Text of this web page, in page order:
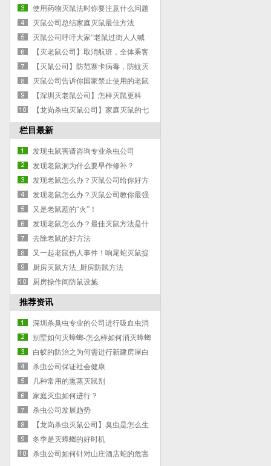
使用药物灭鼠法时你要注意什么问题
灭鼠公司总结家庭灭鼠最佳方法
灭鼠公司呼吁大家“老鼠过街人人喊
打”
【灭老鼠公司】取消航班，全体乘客
改签，只因老鼠同行
【灭鼠公司】防范寨卡病毒，防蚊灭
蚊是关键
灭鼠公司告诉你国家禁止使用的老鼠
药【深圳灭老鼠公司】怎样灭鼠更科
学？灭老鼠应因地适宜！
【龙岗杀虫灭鼠公司】家庭灭鼠的七
种方法！
栏目最新
发现虫鼠害请咨询专业杀虫公司
发现老鼠洞为什么要早作修补？
发现老鼠怎么办？灭鼠公司给你好方
法
发现老鼠怎么办？灭鼠公司教你最强
灭鼠方法
又是老鼠惹的“火”！
发现老鼠怎么办？最佳灭鼠方法是什
么？
去除老鼠的好方法
又一起老鼠伤人事件！响尾蛇灭鼠提
醒大家注重鼠害防治，保护自身安
全！
厨房灭鼠方法_厨房防鼠方法
厨房操作间防鼠设施
推荐资讯
深圳杀臭虫专业的公司进行吸血虫消
杀的步骤和注意事项
别墅如何灭蟑螂-怎么样如何消灭蟑螂
白蚁的防治之为何需进行新建房屋白
蚁预防
杀虫公司保证社会健康
几种常用的熏蒸灭鼠剂
家庭灭虫如何进行？
杀虫公司发展趋势
【龙岗杀虫灭鼠公司】臭虫是怎么生
长的、
冬季是灭蟑螂的好时机
杀虫公司如何针对山庄酒店蛇的危害